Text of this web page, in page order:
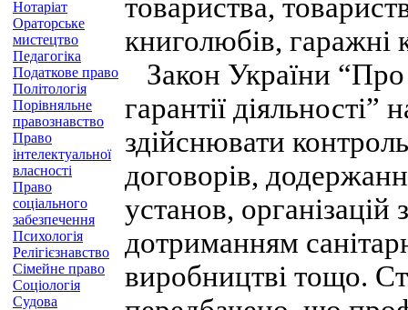
Нотаріат
Ораторське
мистецтво
Педагогіка
Податкове право
Політологія
Порівняльне
правознавство
Право
інтелектуальної
власності
Право
соціального
забезпечення
Психологія
Релігієзнавство
Сімейне право
Соціологія
Судова
товариства,
книголюбів, гаражні
Закон України “Про
гарантії
здійснювати
договорів,
установ,
дотриманням
виробництві тощо.